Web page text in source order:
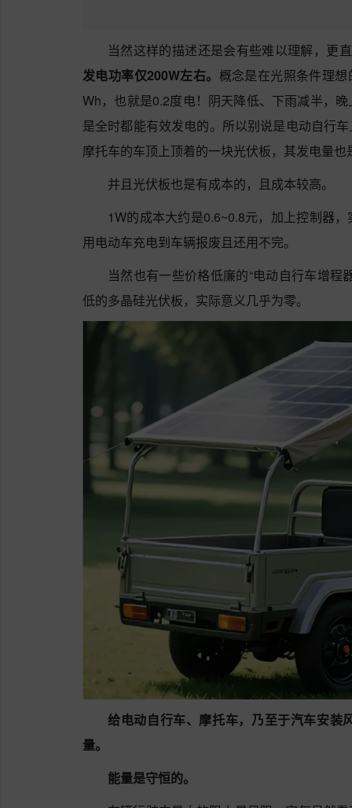
当然这样的描述还是会有些难以理解，更
发电功率仅200W左右。 概念是在光照条件理
Wh，也就是0.2度电！阴天降低、下雨减半，
是全时都能有效发电的。所以别说是电动自行
摩托车的车顶上顶着的一块光伏板，其发电量也
并且光伏板也是有成本的，且成本较高。
1W的成本大约是0.6~0.8元，加上控制器
用电动车充电到车辆报废且还用不完。
当然也有一些价格低廉的“电动自行车增
低的多晶硅光伏板，实际意义几乎为零。
给电动自行车、摩托车，乃至于汽车安装
量。
能量是守恒的。